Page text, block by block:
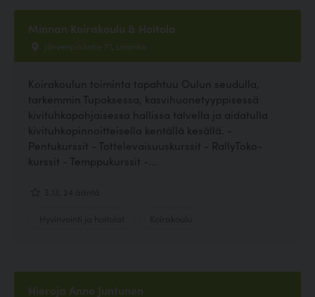
Minnan Koirakoulu & Hoitola
Järvenpääntie 71, Liminka
Koirakoulun toiminta tapahtuu Oulun seudulla,
tarkemmin Tupoksessa, kasvihuonetyyppisessä
kivituhkapohjaisessa hallissa talvella ja aidatulla
kivituhkapinnoitteisella kentällä kesällä. -
Pentukurssit - Tottelevaisuuskurssit - RallyToko-
kurssit - Temppukurssit -...
Hieroja Anne Juntunen